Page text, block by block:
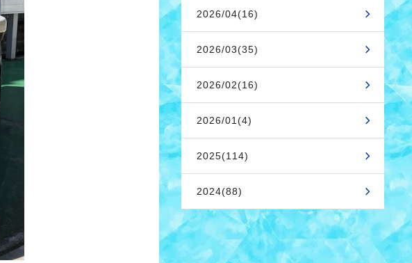
2026/04(16)
2026/03(35)
2026/02(16)
2026/01(4)
2025(114)
2024(88)